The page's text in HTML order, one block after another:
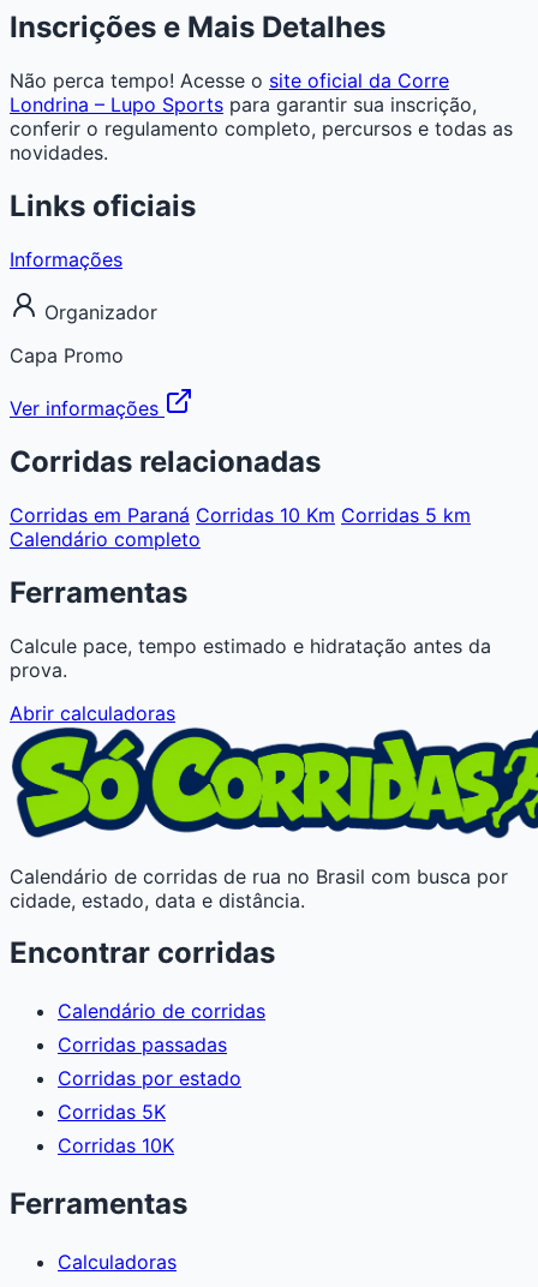
Inscrições e Mais Detalhes
Não perca tempo! Acesse o site oficial da Corre
Londrina – Lupo Sports para garantir sua inscrição,
conferir o regulamento completo, percursos e todas as
novidades.
Links oficiais
Informações
Organizador
Capa Promo
Ver informações
Corridas relacionadas
Corridas em Paraná Corridas 10 Km Corridas 5 km
Calendário completo
Ferramentas
Calcule pace, tempo estimado e hidratação antes da
prova.
Abrir calculadoras
Calendário de corridas de rua no Brasil com busca por
cidade, estado, data e distância.
Encontrar corridas
Calendário de corridas
Corridas passadas
Corridas por estado
Corridas 5K
Corridas 10K
Ferramentas
Calculadoras